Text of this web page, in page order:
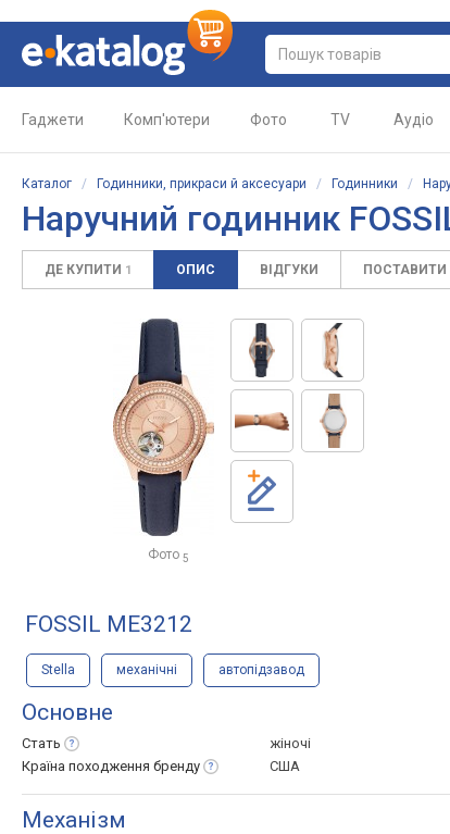
Гаджети Комп'ютери Фото TV Аудіо
Каталог / Годинники, прикраси й аксесуари / Годинники /
Наручний годинник
ДЕ КУПИТИ 1 ОПИС ВІДГУКИ ПОСТАВИТИ
Фото 5
FOSSIL ME3212
Stella механічні автопідзавод
Основне
Стать
жіночі
Країна походження бренду США
Механізм